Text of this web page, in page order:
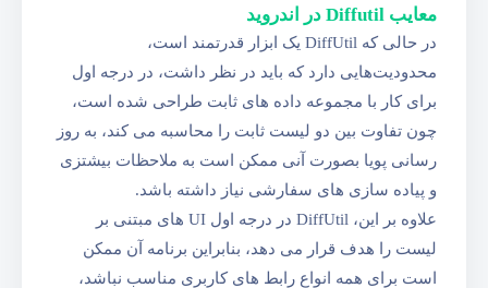
معایب Diffutil در اندروید
در حالی که DiffUtil یک ابزار قدرتمند است،
محدودیت‌هایی دارد که باید در نظر داشت، در درجه اول
برای کار با مجموعه داده های ثابت طراحی شده است،
چون تفاوت بین دو لیست ثابت را محاسبه می کند، به روز
رسانی پویا بصورت آنی ممکن است به ملاحظات بیشتزی
و پیاده سازی های سفارشی نیاز داشته باشد.
علاوه بر این، DiffUtil در درجه اول UI های مبتنی بر
لیست را هدف قرار می دهد، بنابراین برنامه آن ممکن
است برای همه انواع رابط های کاربری مناسب نباشد،